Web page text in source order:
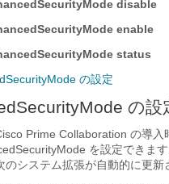
disable
enable
status
の設定
の設
Prime Collaboration の導入
を設定できま
のシステム拡張が自動的に更新